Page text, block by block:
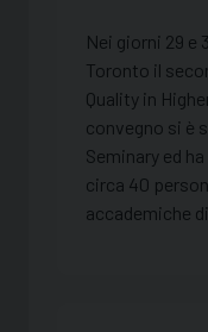
Nei giorni 29 e
Toronto il
Quality in
convegno si è
Seminary ed
circa 40
accademiche